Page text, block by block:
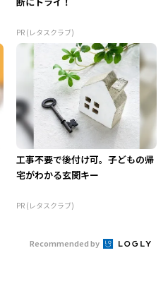
PR (レタスクラブ)
工事不要で後付け可。子どもの帰
宅がわかる玄関キー
PR (レタスクラブ)
Recommended by